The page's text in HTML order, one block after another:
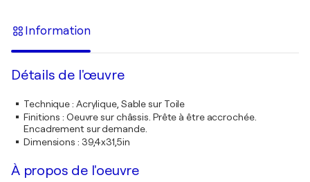
Information
Détails de l'œuvre
Technique: Acrylique, Sable sur Toile
Finitions : Oeuvre sur châssis. Prête à être accrochée.
Encadrement sur demande.
Dimensions : 39,4x31,5in
À propos de l'oeuvre